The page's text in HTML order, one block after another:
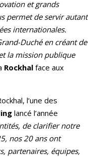
et grands
permet de servir autant
internationales.
Duché en créant de
la mission publique
Rockhal face aux
l’une des
lancé l’année
de clarifier notre
nos 20 ans ont
partenaires, équipes,